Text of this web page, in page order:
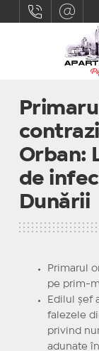
Orban:
de
Dunării
Primarul
pe prim-
Edilul şef
falezele
privind
adunate